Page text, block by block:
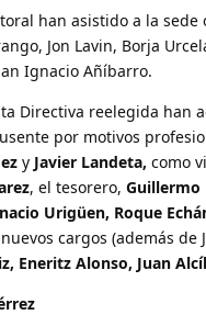
han asistido a la
Jon Lavin, Borja
Ignacio Añíbarro.
Directiva reelegida han
por motivos
y Javier Landeta, como
, el tesorero, Guillermo
Urigüen, Roque
cargos (además de
Eneritz Alonso, Juan